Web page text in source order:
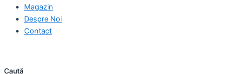
Magazin
Despre Noi
Contact
Caută